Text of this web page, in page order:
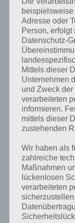
Du findest Lösungen
Münzen einsetzt. Da
die Möglichkeit alle
Die obige
Wenn die Lösung,
aktuell sein sollte
so teile uns die
mit. Nur so können
zahlreichen Fragen
Darum geht
Was ist 94%? In der
einer Aussage die
am häufigsten
Level freischalten.
Adresse oder
Person,
Datenschutz-
Mittels dieser
Unternehmen
und Zweck
verarbeiteten
informieren.
mittels dieser
zustehenden
Wir haben als
zahlreiche
Maßnahmen
lückenlosen
verarbeiteten